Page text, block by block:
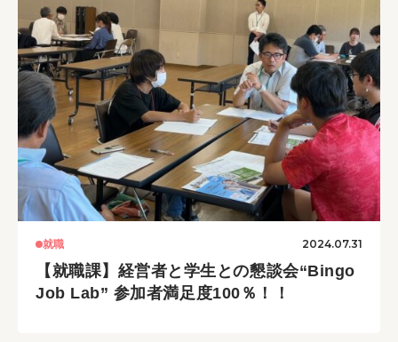
就職 2024.07.31
【就職課】経営者と学生との懇談会“Bingo
Job Lab” 参加者満足度100％！！